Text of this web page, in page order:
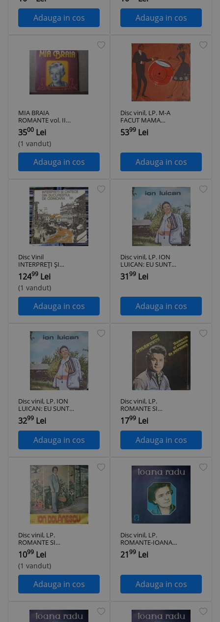
Adauga in cos
DOLANESCU-
311736Adauga in cos
MIA BRAIA
ROMANTE vol. II
disc vinyl lp muzica
populara folclor
usoara STM EPE
01579 VG+
3500 Lei
(1 vandut)
Adauga in cos
Disc vinil, LP. M-A
FACUT MAMA
OLTEAN-COLECTIV-
323322
5399 Lei
Adauga in cos
Disc Vinil
INTERPREȚI ȘI
CÎNTECE DIN
BUCUREȘTIUL DE
ODINIOARĂ (II),
Interbelică - vezi
cuprins
12499 Lei
(1 vandut)
Adauga in cos
Disc vinil, LP. ION
LUICAN: EU SUNT
BARBU LAUTARU
ETC.-ION LUICAN-
3199 Lei
Adauga in cos
Disc vinil, LP. ION
LUICAN: EU SUNT
BARBU LAUTARU
ETC.-ION LUICAN-
327194
3299 Lei
Adauga in cos
Disc vinil, LP.
ROMANTE SI
CANTECE DE
PETRECERE-ION
DOLANESCU-
285700
1799 Lei
Adauga in cos
Disc vinil, LP.
ROMANTE SI
CANTECE
INDRAGITE-ION
DOLANESCU-
311735
1099 Lei
(1 vandut)
Adauga in cos
Disc vinil, LP.
ROMANTE-IOANA
RADU-288999
2199 Lei
Adauga in cos